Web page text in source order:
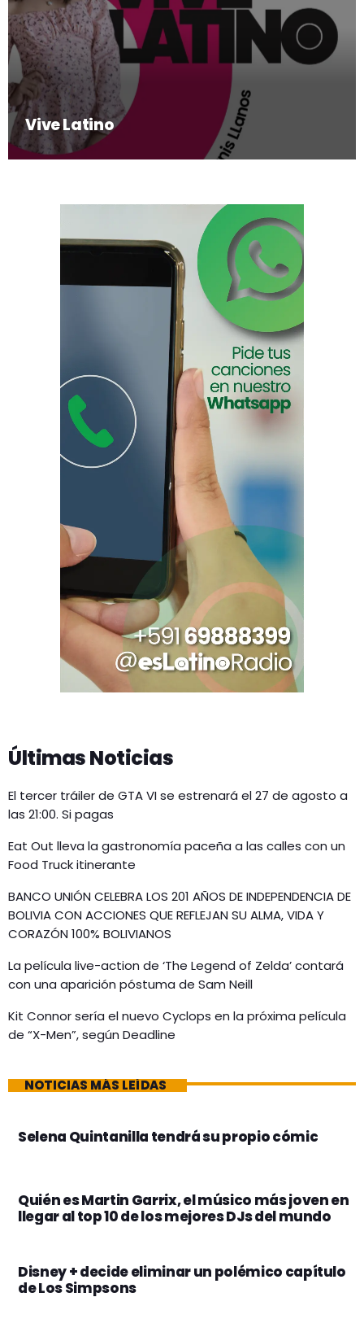
Vive Latino
Últimas Noticias
El tercer tráiler de GTA VI se estrenará el 27 de agosto a
las 21:00. Si pagas
Eat Out lleva la gastronomía paceña a las calles con un
Food Truck itinerante
BANCO UNIÓN CELEBRA LOS 201 AÑOS DE INDEPENDENCIA DE
BOLIVIA CON ACCIONES QUE REFLEJAN SU ALMA, VIDA Y
CORAZÓN 100% BOLIVIANOS
La película live-action de ‘The Legend of Zelda’ contará
con una aparición póstuma de Sam Neill
Kit Connor sería el nuevo Cyclops en la próxima película
de “X-Men”, según Deadline
NOTICIAS MÁS LEÍDAS
Selena Quintanilla tendrá su propio cómic
Quién es Martin Garrix, el músico más joven en
llegar al top 10 de los mejores DJs del mundo
Disney + decide eliminar un polémico capítulo
de Los Simpsons